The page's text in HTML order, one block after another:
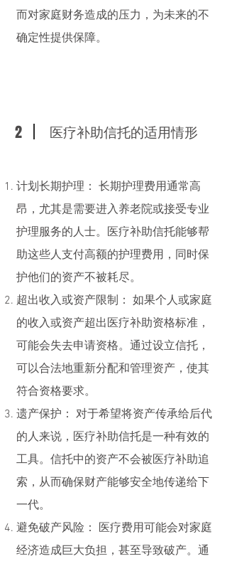
而对家庭财务造成的压力，为未来的不
确定性提供保障。
2 医疗补助信托的适用情形
计划长期护理： 长期护理费用通常高
昂，尤其是需要进入养老院或接受专业
护理服务的人士。医疗补助信托能够帮
助这些人支付高额的护理费用，同时保
护他们的资产不被耗尽。
超出收入或资产限制： 如果个人或家庭
的收入或资产超出医疗补助资格标准，
可能会失去申请资格。通过设立信托，
可以合法地重新分配和管理资产，使其
符合资格要求。
遗产保护： 对于希望将资产传承给后代
的人来说，医疗补助信托是一种有效的
工具。信托中的资产不会被医疗补助追
索，从而确保财产能够安全地传递给下
一代。
避免破产风险： 医疗费用可能会对家庭
经济造成巨大负担，甚至导致破产。通